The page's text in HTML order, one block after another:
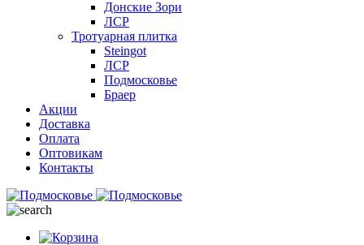
Донские Зори
ЛСР
Тротуарная плитка
Steingot
ЛСР
Подмосковье
Браер
Акции
Доставка
Оплата
Оптовикам
Контакты